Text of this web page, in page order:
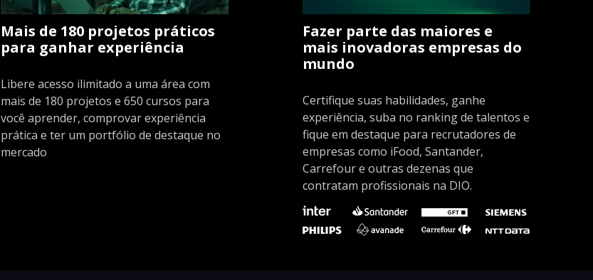
Mais de 180 projetos práticos
para ganhar experiência
Libere acesso ilimitado a uma área com
mais de 180 projetos e 650 cursos para
você aprender, comprovar experiência
prática e ter um portfólio de destaque no
mercado
Fazer parte das maiores e
mais inovadoras empresas do
mundo
Certifique suas habilidades, ganhe
experiência, suba no ranking de talentos e
fique em destaque para recrutadores de
empresas como iFood, Santander,
Carrefour e outras dezenas que
contratam profissionais na DIO.